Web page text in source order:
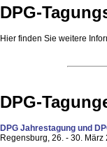
DPG-
Hier finden Sie weitere
DPG-
DPG Jahrestagung und
Regensburg, 26. - 30. März